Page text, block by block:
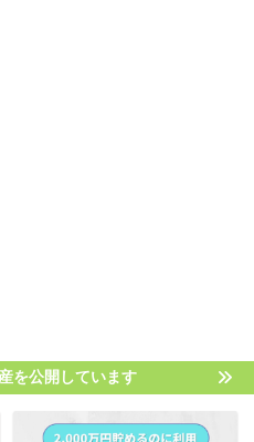
を公開しています